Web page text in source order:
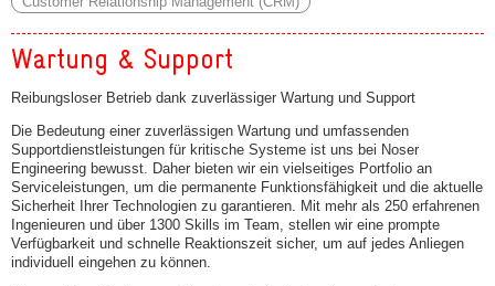
Wartung & Support
Reibungsloser Betrieb dank zuverlässiger Wartung und Support
Die Bedeutung einer zuverlässigen Wartung und umfassenden
Supportdienstleistungen für kritische Systeme ist uns bei Noser
Engineering bewusst. Daher bieten wir ein vielseitiges Portfolio an
Serviceleistungen, um die permanente Funktionsfähigkeit und die aktuelle
Sicherheit Ihrer Technologien zu garantieren. Mit mehr als 250 erfahrenen
Ingenieuren und über 1300 Skills im Team, stellen wir eine prompte
Verfügbarkeit und schnelle Reaktionszeit sicher, um auf jedes Anliegen
individuell eingehen zu können.